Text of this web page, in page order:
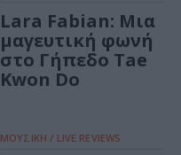
Lara Fabian: Μια
μαγευτική φωνή
στο Γήπεδο Tae
Kwon Do
ΜΟΥΣΙΚΗ / LIVE REVIEWS